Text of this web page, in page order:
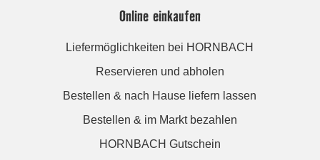
Online einkaufen
Liefermöglichkeiten bei HORNBACH
Reservieren und abholen
Bestellen & nach Hause liefern lassen
Bestellen & im Markt bezahlen
HORNBACH Gutschein